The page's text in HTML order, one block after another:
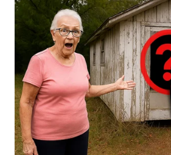
WN
CIANJUR
WN
KEPULAUAN
SERIBU
WN
TANGERANG